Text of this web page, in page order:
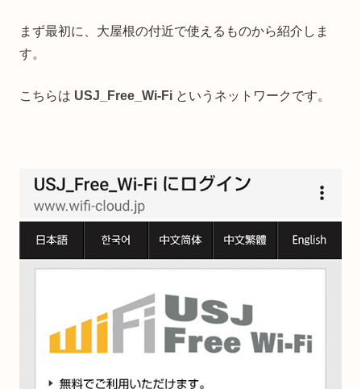
まず最初に、大屋根の付近で使えるものから紹介しま
す。
こちらは USJ_Free_Wi-Fi というネットワークです。